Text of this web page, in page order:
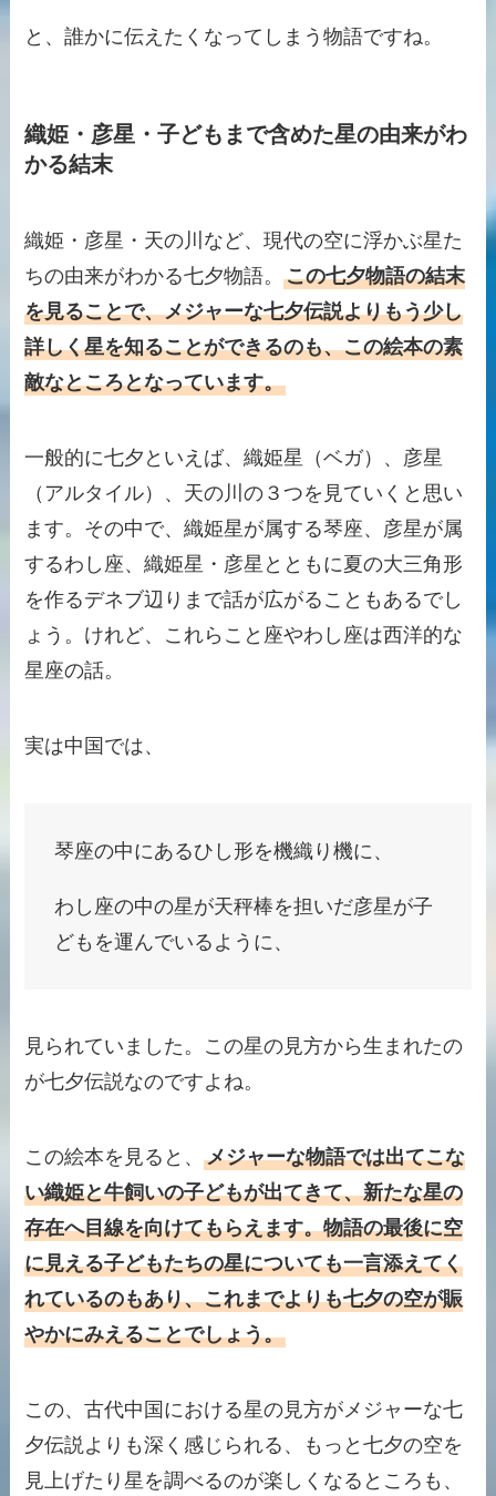
と、誰かに伝えたくなってしまう物語ですね。
織姫・彦星・子どもまで含めた星の由来がわ
かる結末
織姫・彦星・天の川など、現代の空に浮かぶ星た
ちの由来がわかる七夕物語。この七夕物語の結末
を見ることで、メジャーな七夕伝説よりもう少し
詳しく星を知ることができるのも、この絵本の素
敵なところとなっています。
一般的に七夕といえば、織姫星（ベガ）、彦星
（アルタイル）、天の川の３つを見ていくと思い
ます。その中で、織姫星が属する琴座、彦星が属
するわし座、織姫星・彦星とともに夏の大三角形
を作るデネブ辺りまで話が広がることもあるでし
ょう。けれど、これらこと座やわし座は西洋的な
星座の話。
実は中国では、
琴座の中にあるひし形を機織り機に、
わし座の中の星が天秤棒を担いだ彦星が子
どもを運んでいるように、
見られていました。この星の見方から生まれたの
が七夕伝説なのですよね。
この絵本を見ると、メジャーな物語では出てこな
い織姫と牛飼いの子どもが出てきて、新たな星の
存在へ目線を向けてもらえます。物語の最後に空
に見える子どもたちの星についても一言添えてく
れているのもあり、これまでよりも七夕の空が賑
やかにみえることでしょう。
この、古代中国における星の見方がメジャーな七
夕伝説よりも深く感じられる、もっと七夕の空を
見上げたり星を調べるのが楽しくなるところも、